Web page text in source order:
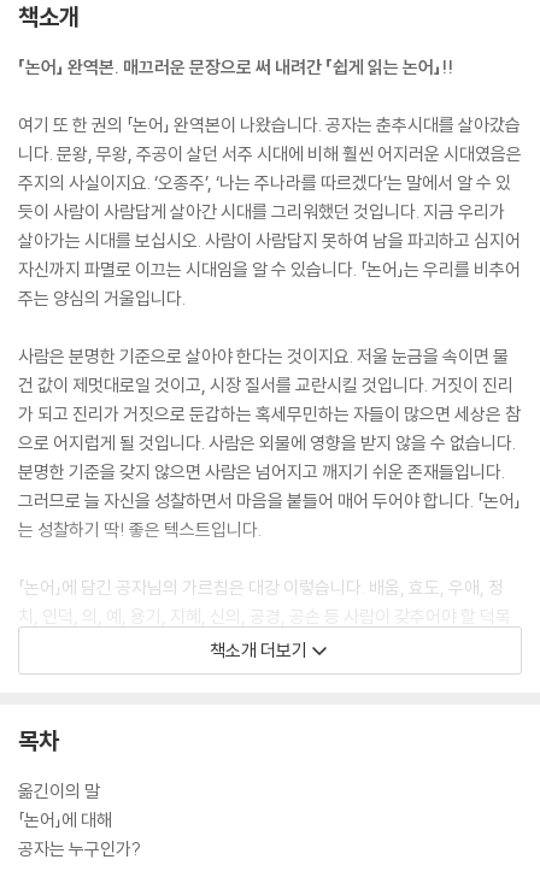
책소개
「논어」 완역본. 매끄러운 문장으로 써 내려간 「쉽게 읽는 논어」!!
여기 또 한 권의 「논어」 완역본이 나왔습니다. 공자는 춘추시대를 살아갔습
니다. 문왕, 무왕, 주공이 살던 서주 시대에 비해 훨씬 어지러운 시대였음은
주지의 사실이지요. ‘오종주’, ‘나는 주나라를 따르겠다’는 말에서 알 수 있
듯이 사람이 사람답게 살아간 시대를 그리워했던 것입니다. 지금 우리가
살아가는 시대를 보십시오. 사람이 사람답지 못하여 남을 파괴하고 심지어
자신까지 파멸로 이끄는 시대임을 알 수 있습니다. 「논어」는 우리를 비추어
주는 양심의 거울입니다.
사람은 분명한 기준으로 살아야 한다는 것이지요. 저울 눈금을 속이면 물
건 값이 제멋대로일 것이고, 시장 질서를 교란시킬 것입니다. 거짓이 진리
가 되고 진리가 거짓으로 둔갑하는 혹세무민하는 자들이 많으면 세상은 참
으로 어지럽게 될 것입니다. 사람은 외물에 영향을 받지 않을 수 없습니다.
분명한 기준을 갖지 않으면 사람은 넘어지고 깨지기 쉬운 존재들입니다.
그러므로 늘 자신을 성찰하면서 마음을 붙들어 매어 두어야 합니다. 「논어」
는 성찰하기 딱! 좋은 텍스트입니다.
「논어」에 담긴 공자님의 가르침은 대강 이렇습니다. 배움, 효도, 우애, 정
치, 인덕, 의, 예, 용기, 지혜, 신의, 공경, 공손 등 사람이 갖추어야 할 덕목
과 사람 간의 관계에서 지켜야 할 덕목에 대한 말씀으로 가득합니다. 그뿐
이 아닙니다. 천, 천명, 인간, 초목금수에 이르기까지 언급하고 있으니 「논
양한 학문적 입장에서 다양한 해설을 할 수 있는 것이기에 철학, 정치학, 경
제학, 윤리학, 미학, 심리학, 인간 관계학, 자기 계발서 등 다양한 분야에서
비춰볼 수 있는, 팔색조를 띠고 있는 게 그 특징이라 봅니다. 작가는 이미
책소개 더보기
목차
옮긴이의 말
「논어」에 대해
공자는 누구인가?